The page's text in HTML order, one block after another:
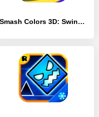
Smash Colors 3D: Swing & Dash - [Взлом/МОД Unlocked]